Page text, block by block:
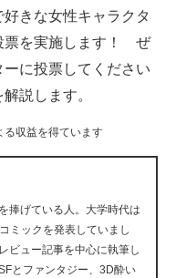
きな女性キャラクタ
票を実施します！ ぜ
に投票してください
説します。
収益を得ています
捧げている人。大学時代は
ミックを発表していまし
ビュー記事を中心に執筆し
とファンタジー、3D酔い